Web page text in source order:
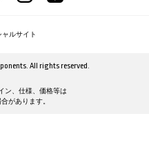
ャルサイト
All rights reserved.
ン、仕様、価格等は
があります。